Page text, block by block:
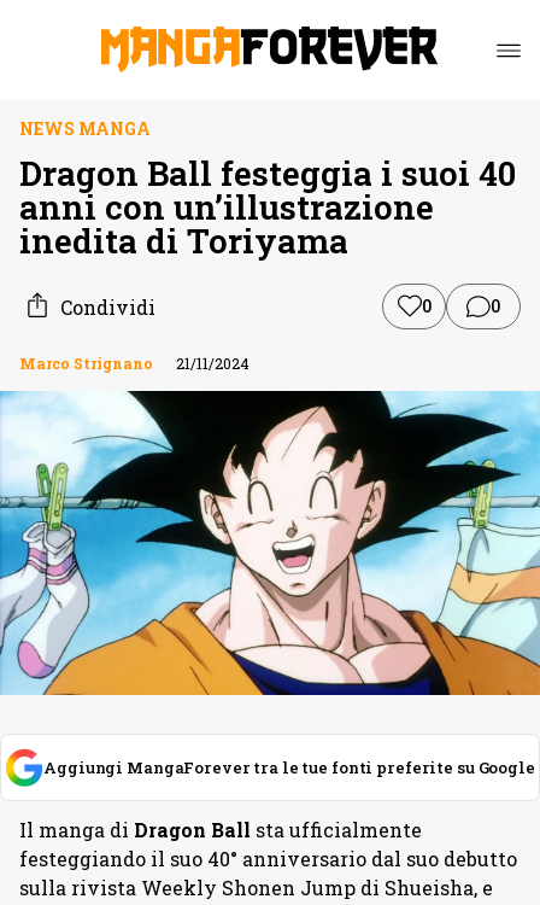
NEWS MANGA
Dragon Ball festeggia i suoi 40
anni con un’illustrazione
inedita di Toriyama
Condividi 0 0
Marco Strignano 21/11/2024
Aggiungi MangaForever tra le tue fonti preferite su Google
Il manga di Dragon Ball sta ufficialmente
festeggiando il suo 40° anniversario dal suo debutto
sulla rivista Weekly Shonen Jump di Shueisha, e